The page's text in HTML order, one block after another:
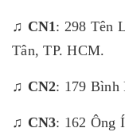
♫ CN1 : 298 Tên
Tân, TP. HCM.
♫ CN2: 179 Bình
♫ CN3: 162 Ông